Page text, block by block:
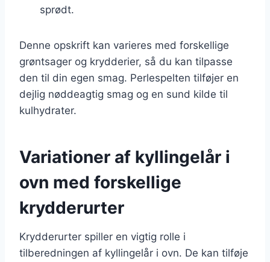
sprødt.
Denne opskrift kan varieres med forskellige
grøntsager og krydderier, så du kan tilpasse
den til din egen smag. Perlespelten tilføjer en
dejlig nøddeagtig smag og en sund kilde til
kulhydrater.
Variationer af kyllingelår i
ovn med forskellige
krydderurter
Krydderurter spiller en vigtig rolle i
tilberedningen af kyllingelår i ovn. De kan tilføje